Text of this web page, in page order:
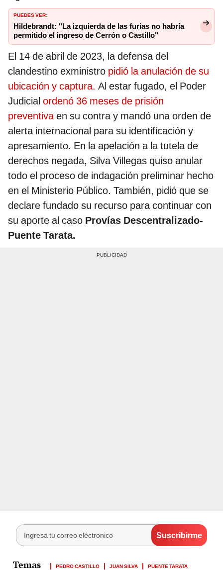
PUEDES VER:
Hildebrandt: "La izquierda de las furias no habría
permitido el ingreso de Cerrón o Castillo"
El 14 de abril de 2023, la defensa del
clandestino exministro pidió la anulación de su
ubicación y captura. Al estar fugado, el Poder
Judicial ordenó 36 meses de prisión
preventivaen su contra y mandó una orden de
alerta internacional para su identificación y
apresamiento. En la apelación a la tutela de
derechos negada, Silva Villegas quiso anular
todo el proceso de indagación preliminar hecho
en el Ministerio Público. También, pidió que se
declare fundado su recurso para continuar con
su aporte al caso Provías Descentralizado-
Puente Tarata.
PEDRO CASTILLO JUAN SILVA PUENTE TARATA